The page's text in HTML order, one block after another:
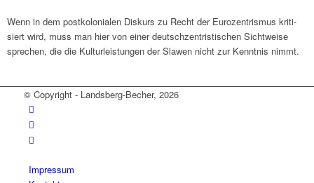
Wenn in dem post­ko­lo­nia­len Diskurs zu Recht der Euro­zen­tris­mus kriti­
siert wird, muss man hier von einer deutsch­zen­tri­sti­schen Sicht­weise
spre­chen, die die Kultur­lei­stun­gen der Slawen nicht zur Kennt­nis nimmt.
© Copyright - Landsberg-Becher, 2026
Impres­sum